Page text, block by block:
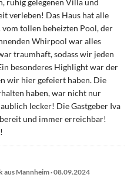
ruhig gelegenen Villa und
verleben! Das Haus hat alle
tollen beheizten Pool, der
Whirpool war alles
traumhaft, sodass wir jeden
besonderes Highlight war der
wir hier gefeiert haben. Die
haben, war nicht nur
lecker! Die Gastgeber Iva
und immer erreichbar!
Mannheim · 08.09.2024